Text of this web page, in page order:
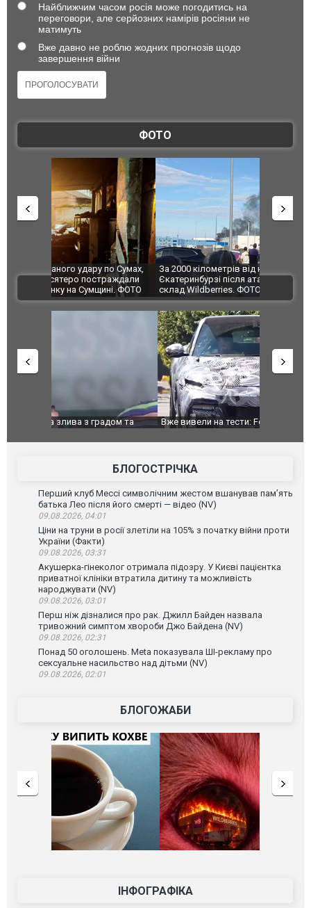
Найближчим часом росія може погодитись на
переговори, але серйозних намірів росіяни не
матимуть
Вже давно не роблю жодних прогнозів щодо
завершення війни
ФОТО
За 2000 кілометрів від кордону з Україною: в
Єкатеринбурзі після атаки дронів загорівся
склад Wildberries. ФОТО. ВІДЕО
"Мої
ВІДЕО
Вже вивели на тести: Ferrari готує оновлення
Вийшов
фільму
БЛОГОСТРІЧКА
Перший клуб Мессі символічним жестом вшанував пам’ять
батька Лео після його смерті — відео (NV)
09.08.2026, 04:01
Ціни на труни в росії злетіли на 105% з початку війни проти
України (Факти)
09.08.2026, 03:31
Акушерка-гінеколог отримала підозру. У Києві пацієнтка
приватної клініки втратила дитину та можливість
народжувати (NV)
09.08.2026, 03:01
Перш ніж дізналися про рак. Джилл Байден назвала
тривожний симптом хвороби Джо Байдена (NV)
09.08.2026, 02:31
Понад 50 оголошень. Meta показувала ШІ-рекламу про
сексуальне насильство над дітьми (NV)
09.08.2026, 02:01
БЛОГОЖАБИ
ІНФОГРАФІКА